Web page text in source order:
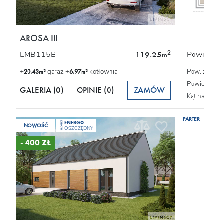
AROSA III
LMB115B 119.25m2
+20.43m²garaż +6.97m² kotłownia
GALERIA (0) OPINIE (0) ZAMÓW
Pow.
Kąt
NOWOŚĆ PROJEKT ENERGO
OSZCZĘDNY
- 400 ZŁ
PARTER